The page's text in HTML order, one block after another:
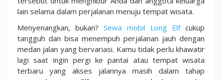
lain selama dalam perjalanan menuju tempat wisata.
Menyenangkan, bukan? Sewa mobil Long Elfcukup
tangguh dan bisa menempuh perjalanan jauh dengan
medan jalan yang bervariasi. Kamu tidak perlu khawatir
lagi saat ingin pergi ke pantai atau tempat wisata
terbaru yang akses jalannya masih dalam tahap